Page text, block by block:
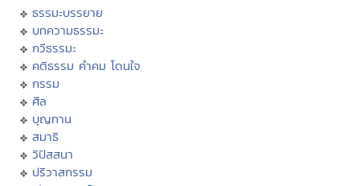
ธรรมะบรรยาย
บทความธรรมะ
กวีธรรมะ
คติธรรม คำคม โดนใจ
กรรม
ศีล
บุญทาน
สมาธิ
วิปัสสนา
ปริวาสกรรม